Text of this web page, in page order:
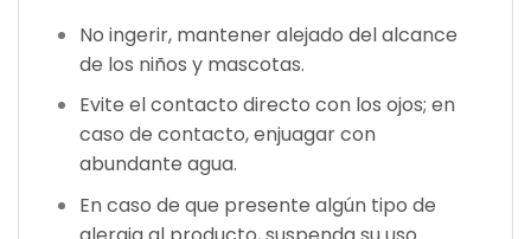
No ingerir, mantener alejado del alcance
de los niños y mascotas.
Evite el contacto directo con los ojos; en
caso de contacto, enjuagar con
abundante agua.
En caso de que presente algún tipo de